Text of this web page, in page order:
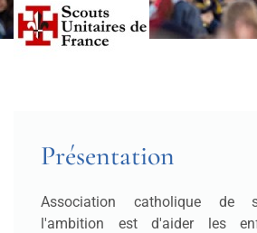
Présentation
Association catholique de
l'ambition est d'aider les